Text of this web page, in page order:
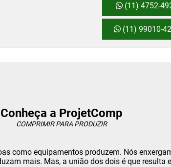
(11) 4752-
(11) 99010-
Conheça a ProjetComp
COMPRIMIR PARA PRODUZIR
como equipamentos produzem. Nós
mais. Mas, a união dos dois é que resulta